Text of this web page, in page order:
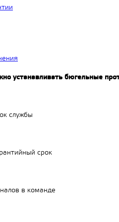
устанавливать бюгельные
службы
срок
в команде